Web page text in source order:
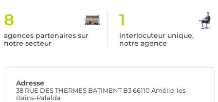
8
agences partenaires sur
notre secteur
1
interlocuteur unique,
notre agence
Adresse
38 RUE DES THERMES BATIMENT B3 66110 Amélie-les-
Bains-Palalda